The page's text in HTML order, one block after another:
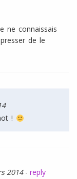
ne connaissais
de le
!
2014 - reply